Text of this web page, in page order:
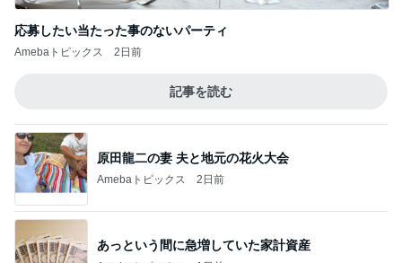
応募したい当たった事のないパーティ
Amebaトピックス 2日前
記事を読む
原田龍二の妻 夫と地元の花火大会
Amebaトピックス 2日前
あっという間に急増していた家計資産
Amebaトピックス 1日前